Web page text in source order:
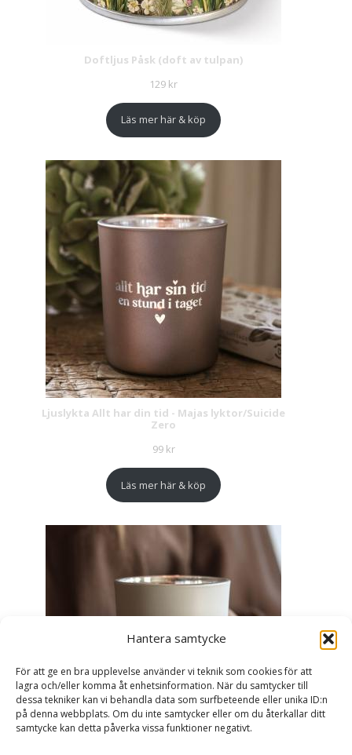
Hantera samtycke
För att ge en bra upplevelse använder vi teknik som cookies för att
lagra och/eller komma åt enhetsinformation. När du samtycker till
dessa tekniker kan vi behandla data som surfbeteende eller unika ID:n
på denna webbplats. Om du inte samtycker eller om du återkallar ditt
samtycke kan detta påverka vissa funktioner negativt.
Doftljus Påsk (doft av tulpan)
129 kr
Läs mer här & köp
Ljuslykta Allt har din tid - Majas lyktor/Suicide
Zero
99 kr
Läs mer här & köp